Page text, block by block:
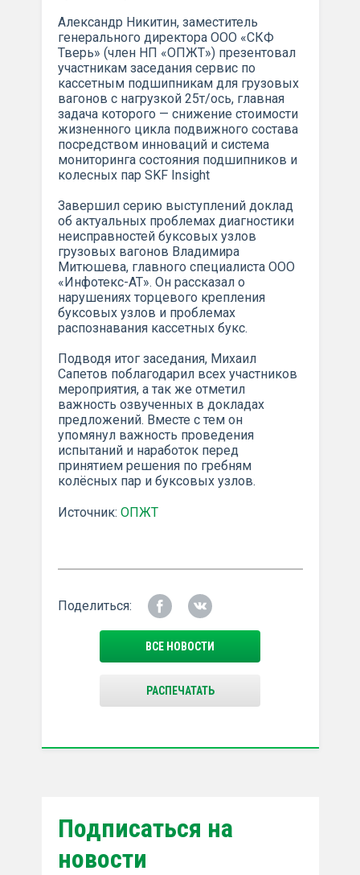
Александр Никитин, заместитель
генерального директора ООО «СКФ
Тверь» (член НП «ОПЖТ») презентовал
участникам заседания сервис по
кассетным подшипникам для грузовых
вагонов с нагрузкой 25т/ось, главная
задача которого — снижение стоимости
жизненного цикла подвижного состава
посредством инноваций и система
мониторинга состояния подшипников и
колесных пар SKF Insight
Завершил серию выступлений доклад
об актуальных проблемах диагностики
неисправностей буксовых узлов
грузовых вагонов Владимира
Митюшева, главного специалиста ООО
«Инфотекс-АТ». Он рассказал о
нарушениях торцевого крепления
буксовых узлов и проблемах
распознавания кассетных букс.
Подводя итог заседания, Михаил
Сапетов поблагодарил всех участников
мероприятия, а так же отметил
важность озвученных в докладах
предложений. Вместе с тем он
упомянул важность проведения
испытаний и наработок перед
принятием решения по гребням
колёсных пар и буксовых узлов.
Источник: ОПЖТ
Поделиться:
ВСЕ НОВОСТИ
РАСПЕЧАТАТЬ
Подписаться на
новости